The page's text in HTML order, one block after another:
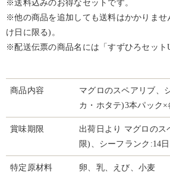
※送料込みのお得なセットです。
※他の商品を追加しても送料はかかりませ
け日に限る)。
※配送伝票の商品名には「すずひろセット
商品内容
マグロのスペアリブ、
カ・ホタテ)3本パック×
賞味期限
出荷日より マグロのス
限)、シーフランク:14
特定原材料 卵、乳、えび、小麦